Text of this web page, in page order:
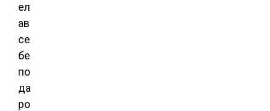
ел
ав
се
бе
по
да
ро